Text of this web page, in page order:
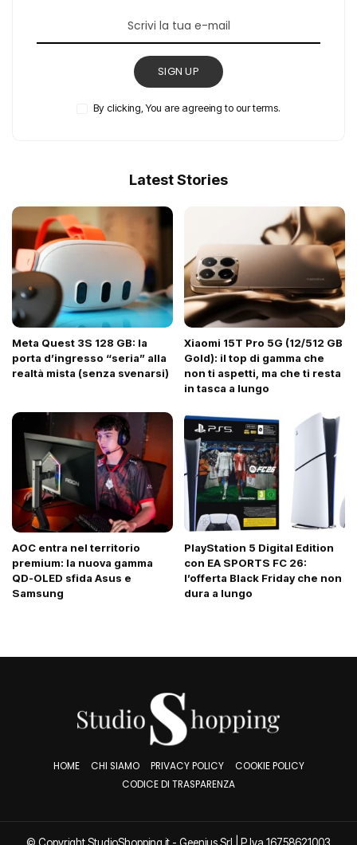
SIGN UP
By clicking, You are agreeing to our terms.
Latest Stories
Meta Quest 3S 128 GB: la
porta d’ingresso “seria” alla
realtà mista (senza svenarsi)
Xiaomi 15T Pro 5G (12/512 GB
Gold): il top di gamma che
non ti aspetti, ma che ti resta
in tasca a lungo
AOC entra nel territorio
premium: la nuova gamma
QD-OLED sfida Asus e
Samsung
PlayStation 5 Digital Edition
con EA SPORTS FC 26:
l’offerta Black Friday che non
dura a lungo
HOME CHI SIAMO PRIVACY POLICY
COOKIE POLICY
CODICE DI TRASPARENZA